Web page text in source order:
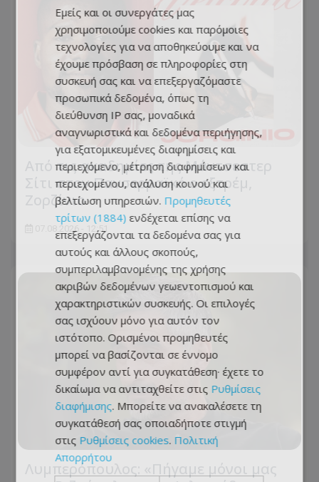
Από τις ακαδημίες της Μάντσεστερ
Σίτι στον Πανσερραϊκό ο εξτρέμ,
Ζορζίνιο
07.08.2026 - 12:51
Λυμπερόπουλος: «Πήγαμε μόνοι μας
Εμείς και οι συνεργάτες μας
χρησιμοποιούμε cookies και παρόμοιες
τεχνολογίες για να αποθηκεύουμε και να
έχουμε πρόσβαση σε πληροφορίες στη
συσκευή σας και να επεξεργαζόμαστε
προσωπικά δεδομένα, όπως τη
διεύθυνση IP σας, μοναδικά
αναγνωριστικά και δεδομένα περιήγησης,
για εξατομικευμένες διαφημίσεις και
περιεχόμενο, μέτρηση διαφημίσεων και
περιεχομένου, ανάλυση κοινού και
βελτίωση υπηρεσιών. Προμηθευτές
τρίτων (1884) ενδέχεται επίσης να
επεξεργάζονται τα δεδομένα σας για
αυτούς και άλλους σκοπούς,
συμπεριλαμβανομένης της χρήσης
ακριβών δεδομένων γεωεντοπισμού και
χαρακτηριστικών συσκευής. Οι επιλογές
σας ισχύουν μόνο για αυτόν τον
ιστότοπο. Ορισμένοι προμηθευτές
μπορεί να βασίζονται σε έννομο
συμφέρον αντί για συγκατάθεση· έχετε το
δικαίωμα να αντιταχθείτε στις Ρυθμίσεις
διαφήμισης. Μπορείτε να ανακαλέσετε τη
συγκατάθεσή σας οποιαδήποτε στιγμή
στις Ρυθμίσεις cookies. Πολιτική
Απορρήτου